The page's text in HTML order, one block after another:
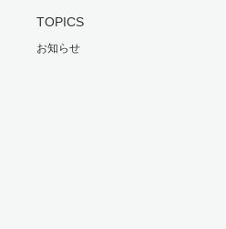
TOPICS
お知らせ